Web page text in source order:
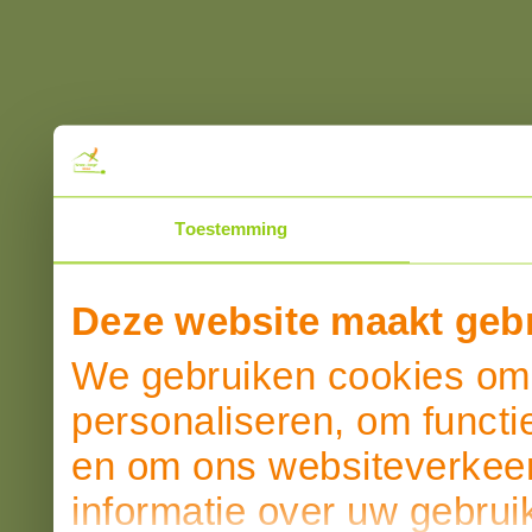
Toestemming
Deze website maakt
We gebruiken cookies
personaliseren, om
en om ons
informatie over uw